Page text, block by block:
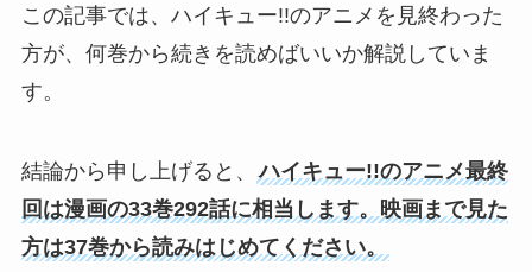
この記事では、ハイキュー!!のアニメを見終わった
方が、何巻から続きを読めばいいか解説していま
す。
結論から申し上げると、 ハイキュー!!のアニメ最終
回は漫画の33巻292話に相当します。映画まで見た
方は37巻から読みはじめてください。